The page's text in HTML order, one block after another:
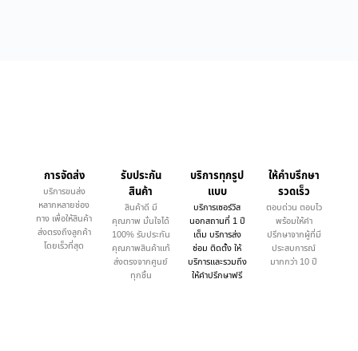
การจัดส่ง
บริการขนส่ง
หลากหลายช่อง
ทาง เพื่อให้สินค้า
ส่งตรงถึงลูกค้า
โดยเร็วที่สุด
รับประกัน
สินค้า
สินค้าดี มี
คุณภาพ มั่นใจได้
100% รับประกัน
คุณภาพสินค้าแท้
ส่งตรงจากศูนย์
ทุกชิ้น
บริการทุกรูป
แบบ
บริการเซอร์วิส
นอกสถานที่ 1 ปี
เต็ม บริการส่ง
ซ่อม ติดตั้ง ให้
บริการและรวมถึง
ให้คำปรึกษาฟรี
ให้คำบรึกษา
รวดเร็ว
ตอบด่วน ตอบไว
พร้อมให้คำ
ปรึกษาจากผู้ที่มี
ประสบการณ์
มากกว่า 10 ปี